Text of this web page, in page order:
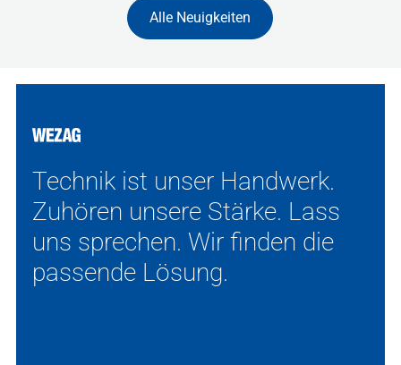
Alle Neuigkeiten
Technik ist unser Handwerk.
Zuhören unsere Stärke. Lass
uns sprechen. Wir finden die
passende Lösung.